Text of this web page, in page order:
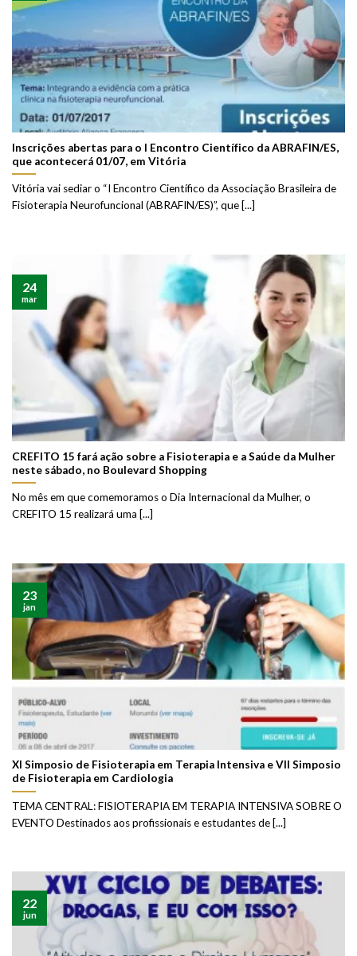
Inscrições abertas para o I Encontro Científico da ABRAFIN/ES,
que acontecerá 01/07, em Vitória
Vitória vai sediar o “I Encontro Científico da Associação Brasileira de
Fisioterapia Neurofuncional (ABRAFIN/ES)”, que [...]
CREFITO 15 fará ação sobre a Fisioterapia e a Saúde da Mulher
neste sábado, no Boulevard Shopping
No mês em que comemoramos o Dia Internacional da Mulher, o
CREFITO 15 realizará uma [...]
24
mar
XI Simposio de Fisioterapia em Terapia Intensiva e VII Simposio
de Fisioterapia em Cardiologia
TEMA CENTRAL: FISIOTERAPIA EM TERAPIA INTENSIVA SOBRE O
EVENTO Destinados aos profissionais e estudantes de [...]
23
jan
22
jun